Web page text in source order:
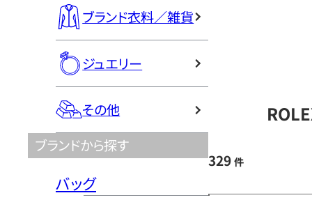
ブランド衣料／雑貨
ジュエリー
その他
ブランドから探す
バッグ
329 件